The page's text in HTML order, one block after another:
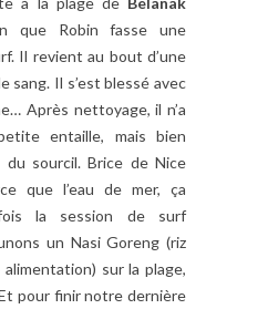
que Robin fasse une
Il revient au bout d’une
sang. Il s’est blessé avec
Après nettoyage, il n’a
entaille, mais bien
du sourcil. Brice de Nice
que l’eau de mer, ça
la session de surf
un Nasi Goreng (riz
sur la plage,
pour finir notre dernière